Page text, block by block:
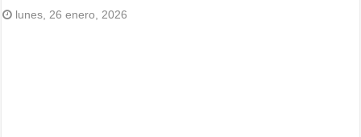
lunes, 26 enero, 2026